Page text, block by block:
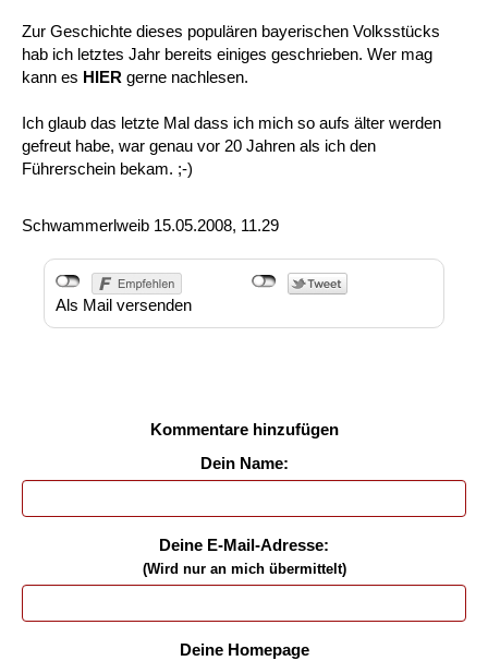
Zur Geschichte dieses populären bayerischen Volksstücks
hab ich letztes Jahr bereits einiges geschrieben. Wer mag
kann es HIER gerne nachlesen.
Ich glaub das letzte Mal dass ich mich so aufs älter werden
gefreut habe, war genau vor 20 Jahren als ich den
Führerschein bekam. ;-)
Schwammerlweib 15.05.2008, 11.29
Als Mail versenden
Kommentare hinzufügen
Dein Name:
Deine E-Mail-Adresse:
(Wird nur an mich übermittelt)
Deine Homepage